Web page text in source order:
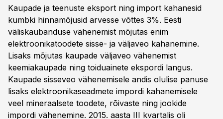
Kaupade ja teenuste eksport ning import kahanesid
kumbki hinnamõjusid arvesse võttes 3%. Eesti
väliskaubanduse vähenemist mõjutas enim
elektroonikatoodete sisse- ja väljaveo kahanemine.
Lisaks mõjutas kaupade väljaveo vähenemist
keemiakaupade ning toiduainete ekspordi langus.
Kaupade sisseveo vähenemisele andis olulise panuse
lisaks elektroonikaseadmete impordi kahanemisele
veel mineraalsete toodete, rõivaste ning jookide
impordi vähenemine. 2015. aasta III kvartalis oli